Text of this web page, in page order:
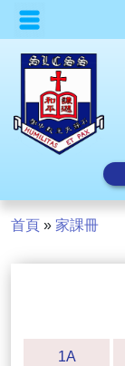
首頁 » 家課冊
1A